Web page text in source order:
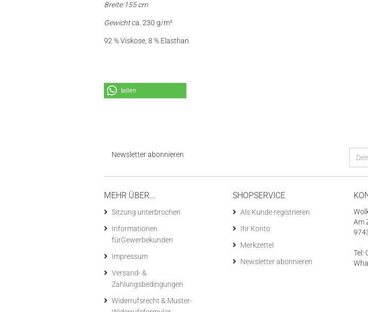
Breite:155 cm
Gewichtca. 230 g/m²
92 % Viskose, 8 % Elasthan
teilen
Newsletter abonnieren
MEHR ÜBER...
Sitzung unterbrochen
Informationen
fürGewerbekunden
Impressum
Versand- &
Zahlungsbedingungen
Widerrufsrecht & Muster-
SHOPSERVICE
Als Kunde registrieren
Ihr Konto
Merkzettel
Newsletter abonnieren
Am
Tel: